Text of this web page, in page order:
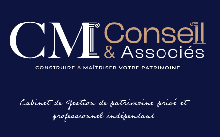
Cabinet de Gestion de patrimoine privé et
professionnel indépendant